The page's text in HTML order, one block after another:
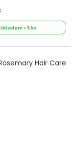
Skladem > 5 ks
Hair Care